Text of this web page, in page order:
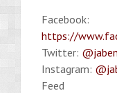
Facebook:
https://
Twitter:
Instagram:
Feed